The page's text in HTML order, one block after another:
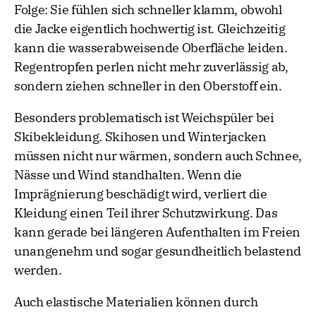
Folge: Sie fühlen sich schneller klamm, obwohl
die Jacke eigentlich hochwertig ist. Gleichzeitig
kann die wasserabweisende Oberfläche leiden.
Regentropfen perlen nicht mehr zuverlässig ab,
sondern ziehen schneller in den Oberstoff ein.
Besonders problematisch ist Weichspüler bei
Skibekleidung. Skihosen und Winterjacken
müssen nicht nur wärmen, sondern auch Schnee,
Nässe und Wind standhalten. Wenn die
Imprägnierung beschädigt wird, verliert die
Kleidung einen Teil ihrer Schutzwirkung. Das
kann gerade bei längeren Aufenthalten im Freien
unangenehm und sogar gesundheitlich belastend
werden.
Auch elastische Materialien können durch